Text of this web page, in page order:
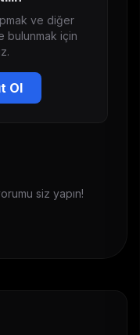
ve diğer
bulunmak için
Ol
siz yapın!